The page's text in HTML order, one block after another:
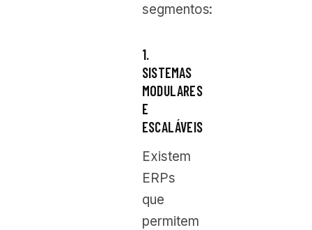
segmentos:
1.
SISTEMAS
MODULARES
E
ESCALÁVEIS
Existem
ERPs
que
permitem